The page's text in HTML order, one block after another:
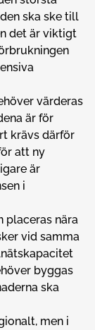
ska ske till
det är viktigt
värderas
är för
krävs därför
att ny
är
i
placeras nära
vid samma
byggas
ska
men i